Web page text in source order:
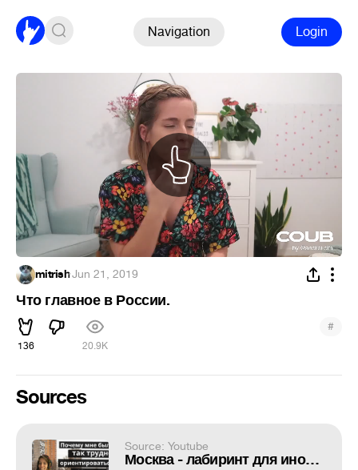
Navigation Login
mitrish·Jun 21, 2019
Что главное в России.
136 20.9K
#
Sources
Source: Youtube
Москва - лабиринт для иностранцев!